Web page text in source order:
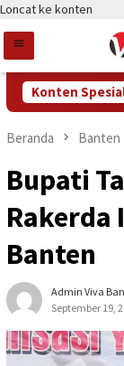
Loncat ke konten
Konten
Diskon Pajak
Beranda Banten
Bupati
Rakerda
Banten
Admin Viva
September 19,